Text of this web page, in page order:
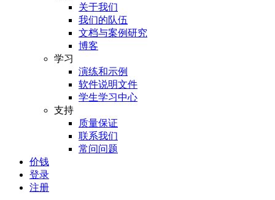
关于我们
我们的队伍
文档与案例研究
博客
学习
演练和示例
软件说明文件
学生学习中心
支持
质量保证
联系我们
常问问题
价钱
登录
注册